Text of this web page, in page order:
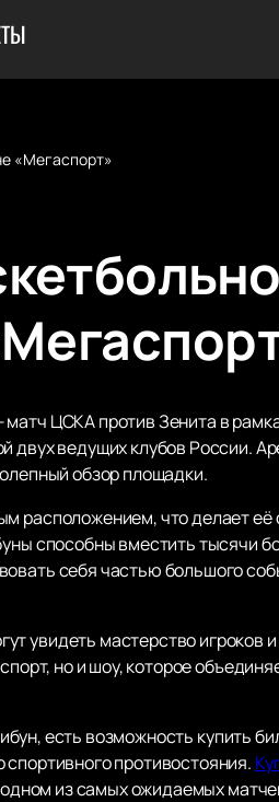
«Мегаспорт»
ЦСКА против Зенита в
двух ведущих клубов России.
обзор площадки.
расположением, что делает её
способны вместить тысячи
себя частью большого
увидеть мастерство игроков
но и шоу, которое
есть возможность купить
противостояния.
из самых ожидаемых